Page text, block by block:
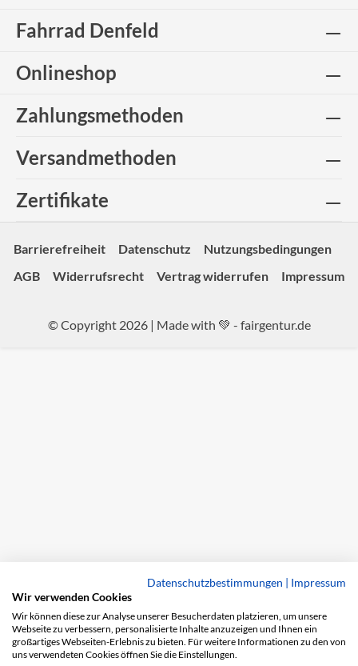
Fahrrad Denfeld
Onlineshop
Zahlungsmethoden
Versandmethoden
Zertifikate
Barrierefreiheit Datenschutz
Nutzungsbedingungen
AGB
Widerrufsrecht Vertrag widerrufen Impressum
© Copyright 2026 | Made with 💚 - fairgentur.de
Datenschutzbestimmungen | Impressum
Wir verwenden Cookies
Wir können diese zur Analyse unserer Besucherdaten platzieren, um unsere
Webseite zu verbessern, personalisierte Inhalte anzuzeigen und Ihnen ein
großartiges Webseiten-Erlebnis zu bieten. Für weitere Informationen zu den von
uns verwendeten Cookies öffnen Sie die Einstellungen.